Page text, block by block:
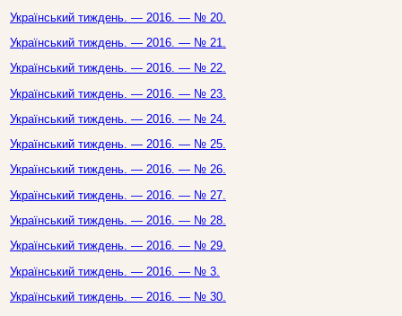
Український тиждень. — 2016. — № 20.
Український тиждень. — 2016. — № 21.
Український тиждень. — 2016. — № 22.
Український тиждень. — 2016. — № 23.
Український тиждень. — 2016. — № 24.
Український тиждень. — 2016. — № 25.
Український тиждень. — 2016. — № 26.
Український тиждень. — 2016. — № 27.
Український тиждень. — 2016. — № 28.
Український тиждень. — 2016. — № 29.
Український тиждень. — 2016. — № 3.
Український тиждень. — 2016. — № 30.